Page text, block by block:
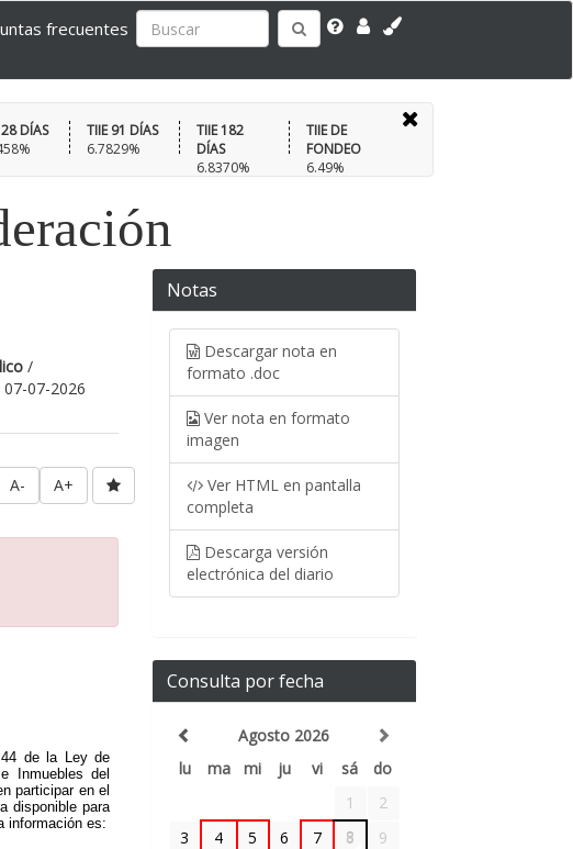
frecuentes
DÍAS
TIIE 91 DÍAS
6.7829%
TIIE 182
DÍAS
6.8370%
TIIE DE
FONDEO
6.49%
/
07-07-2026
A+
A-
Notas
Descargar nota en
formato .doc
Ver nota en formato
imagen
Ver HTML en pantalla
completa
Descarga versión
electrónica del diario
Consulta por fecha
Agosto 2026
lu
ma mi ju vi sá
do
1
2
3
4 5 6 7 8
9